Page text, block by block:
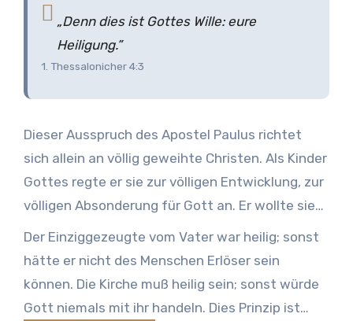
„Denn dies ist Gottes Wille: eure
Heiligung.”
1. Thessalonicher 4:3
Dieser Ausspruch des Apostel Paulus richtet
sich allein an völlig geweihte Christen. Als Kinder
Gottes regte er sie zur völligen Entwicklung, zur
völligen Absonderung für Gott an. Er wollte sie
daran erinnern, daß nur ein Bekenntnis der
Weihung zu machen und zu versprechen, ein
geheiligtes Leben zu leben, nicht ausreicht;
sondern daß es von äußerster Wichtigkeit ist, ihr
Der Einziggezeugte vom Vater war heilig; sonst
hätte er nicht des Menschen Erlöser sein
können. Die Kirche muß heilig sein; sonst würde
Gott niemals mit ihr handeln. Dies Prinzip ist